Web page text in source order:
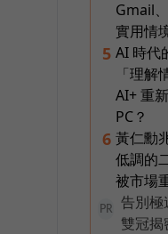
Gmail
實用情
5 AI 時代
「理
AI+ 重
PC？
6 黃仁勳
低調的
被市場
PR
告別極
雙冠揭